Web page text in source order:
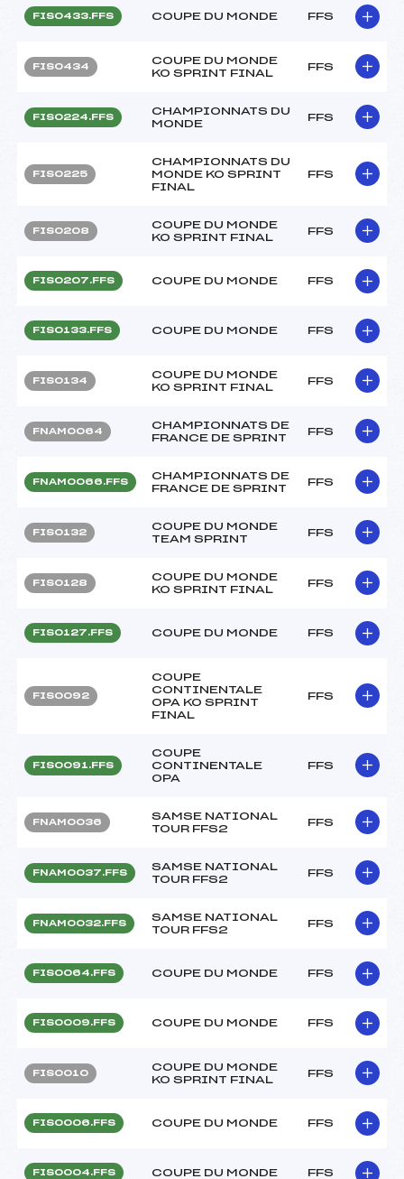
FIS0433.FFS COUPE DU MONDE FFS
FIS0434
COUPE DU MONDE
KO SPRINT FINAL
FFS
FIS0224.FFS
CHAMPIONNATS DU
MONDE
FFS
FIS0225
CHAMPIONNATS DU
MONDE KO SPRINT
FINAL
FFS
FIS0208
COUPE DU MONDE
KO SPRINT FINAL
FFS
FIS0207.FFS COUPE DU MONDE FFS
FIS0133.FFS COUPE DU MONDE FFS
FIS0134
COUPE DU MONDE
KO SPRINT FINAL
FFS
FNAM0064
CHAMPIONNATS DE
FRANCE DE SPRINT
FFS
FNAM0066.FFS
CHAMPIONNATS DE
FRANCE DE SPRINT
FFS
FIS0132
COUPE DU MONDE
TEAM SPRINT
FFS
FIS0128
COUPE DU MONDE
KO SPRINT FINAL
FFS
FIS0127.FFS COUPE DU MONDE FFS
FIS0092
COUPE
CONTINENTALE
OPA KO SPRINT
FINAL
FFS
FIS0091.FFS
COUPE
CONTINENTALE
OPA
FFS
FNAM0036
SAMSE NATIONAL
TOUR FFS2
FFS
FNAM0037.FFS
SAMSE NATIONAL
TOUR FFS2
FFS
FNAM0032.FFS
SAMSE NATIONAL
TOUR FFS2
FFS
FIS0064.FFS COUPE DU MONDE FFS
FIS0009.FFS COUPE DU MONDE FFS
FIS0010
COUPE DU MONDE
KO SPRINT FINAL
FFS
FIS0006.FFS COUPE DU MONDE FFS
FIS0004.FFS COUPE DU MONDE FFS